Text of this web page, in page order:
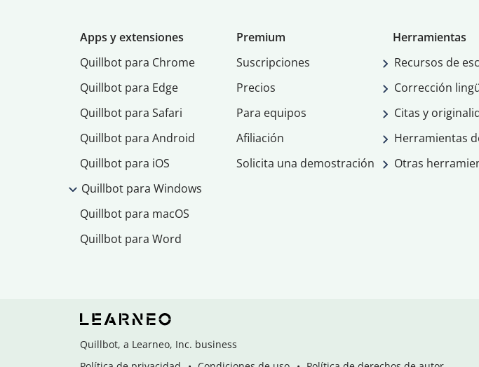
Apps y extensiones
Quillbot para Chrome
Quillbot para Edge
Quillbot para Safari
Quillbot para Android
Quillbot para iOS
Quillbot para Windows
Quillbot para macOS
Quillbot para Word
Premium
Suscripciones
Precios
Para equipos
Afiliación
Solicita una demostración
Herramientas
Recursos de
Corrección
Citas y
Herramientas
Otras
Quillbot, a Learneo, Inc. business